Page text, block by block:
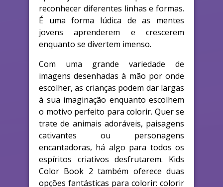
reconhecer diferentes linhas e formas.
É uma forma lúdica de as mentes
jovens aprenderem e crescerem
enquanto se divertem imenso.
Com uma grande variedade de
imagens desenhadas à mão por onde
escolher, as crianças podem dar largas
à sua imaginação enquanto escolhem
o motivo perfeito para colorir. Quer se
trate de animais adoráveis, paisagens
cativantes ou personagens
encantadoras, há algo para todos os
espíritos criativos desfrutarem. Kids
Color Book 2 também oferece duas
opções fantásticas para colorir: colorir